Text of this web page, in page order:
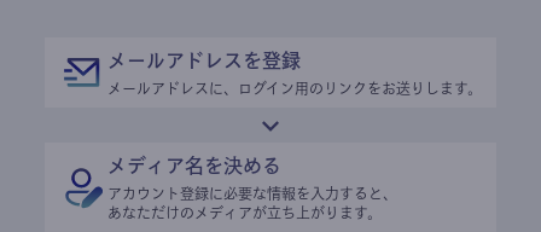
メールアドレスを登録
メールアドレスに、ログイン用のリンクをお送りします。
メディア名を決める
アカウント登録に必要な情報を入力すると、
あなただけのメディアが立ち上がります。